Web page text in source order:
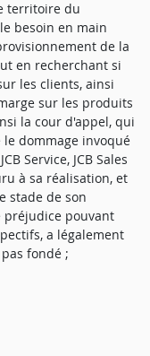
territoire du
besoin en main
de la
en recherchant si
les clients, ainsi
sur les produits
la cour d'appel, qui
dommage invoqué
Service, JCB Sales
à sa réalisation, et
stade de son
préjudice pouvant
a légalement
fondé ;